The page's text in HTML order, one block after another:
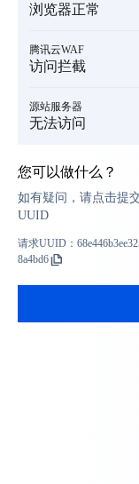
浏览器正常
腾讯云WAF
访问拦截
源站服务器
无法访问
您可以做什么？
如有疑问，请点击提
UUID
请求UUID：
8a4bd6